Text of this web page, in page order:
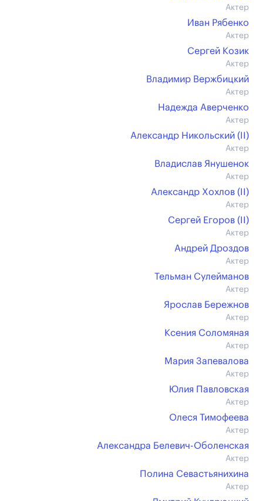
Актер
Иван Рябенко
Актер
Сергей Козик
Актер
Владимир Вержбицкий
Актер
Надежда Аверченко
Актер
Александр Никольский (II)
Актер
Владислав Янушенок
Актер
Александр Хохлов (II)
Актер
Сергей Егоров (II)
Актер
Андрей Дроздов
Актер
Тельман Сулейманов
Актер
Ярослав Бережнов
Актер
Ксения Соломяная
Актер
Мария Запевалова
Актер
Юлия Павловская
Актер
Олеся Тимофеева
Актер
Александра Белевич-Оболенская
Актер
Полина Севастьянихина
Актер